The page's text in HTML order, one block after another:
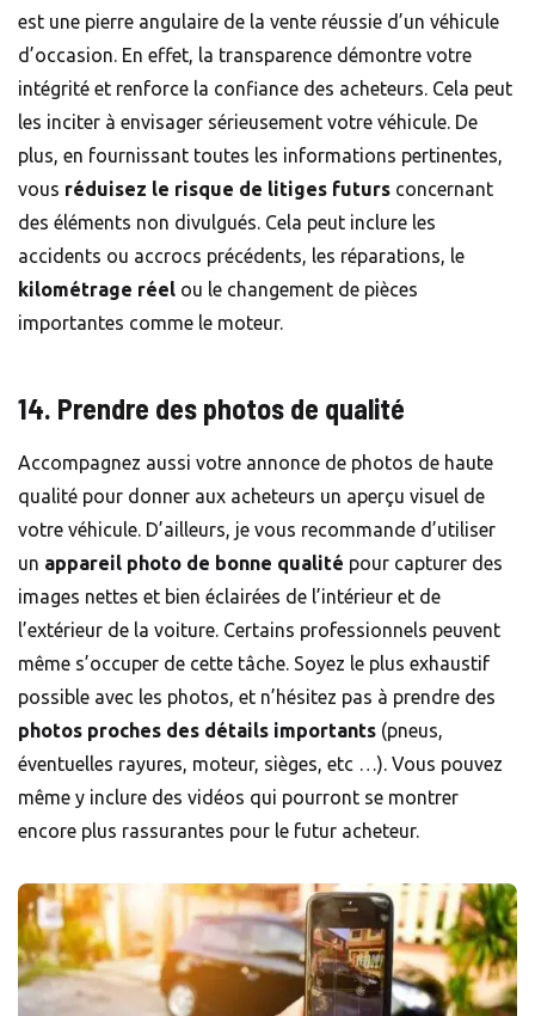
est une pierre angulaire de la vente réussie d’un véhicule
d’occasion. En effet, la transparence démontre votre
intégrité et renforce la confiance des acheteurs. Cela peut
les inciter à envisager sérieusement votre véhicule. De
plus, en fournissant toutes les informations pertinentes,
vous réduisez le risque de litiges futurs concernant
des éléments non divulgués. Cela peut inclure les
accidents ou accrocs précédents, les réparations, le
kilométrage réel ou le changement de pièces
importantes comme le moteur.
14. Prendre des photos de qualité
Accompagnez aussi votre annonce de photos de haute
qualité pour donner aux acheteurs un aperçu visuel de
votre véhicule. D’ailleurs, je vous recommande d’utiliser
un appareil photo de bonne qualité pour capturer des
images nettes et bien éclairées de l’intérieur et de
l’extérieur de la voiture. Certains professionnels peuvent
même s’occuper de cette tâche. Soyez le plus exhaustif
possible avec les photos, et n’hésitez pas à prendre des
photos proches des détails importants (pneus,
éventuelles rayures, moteur, sièges, etc …). Vous pouvez
même y inclure des vidéos qui pourront se montrer
encore plus rassurantes pour le futur acheteur.